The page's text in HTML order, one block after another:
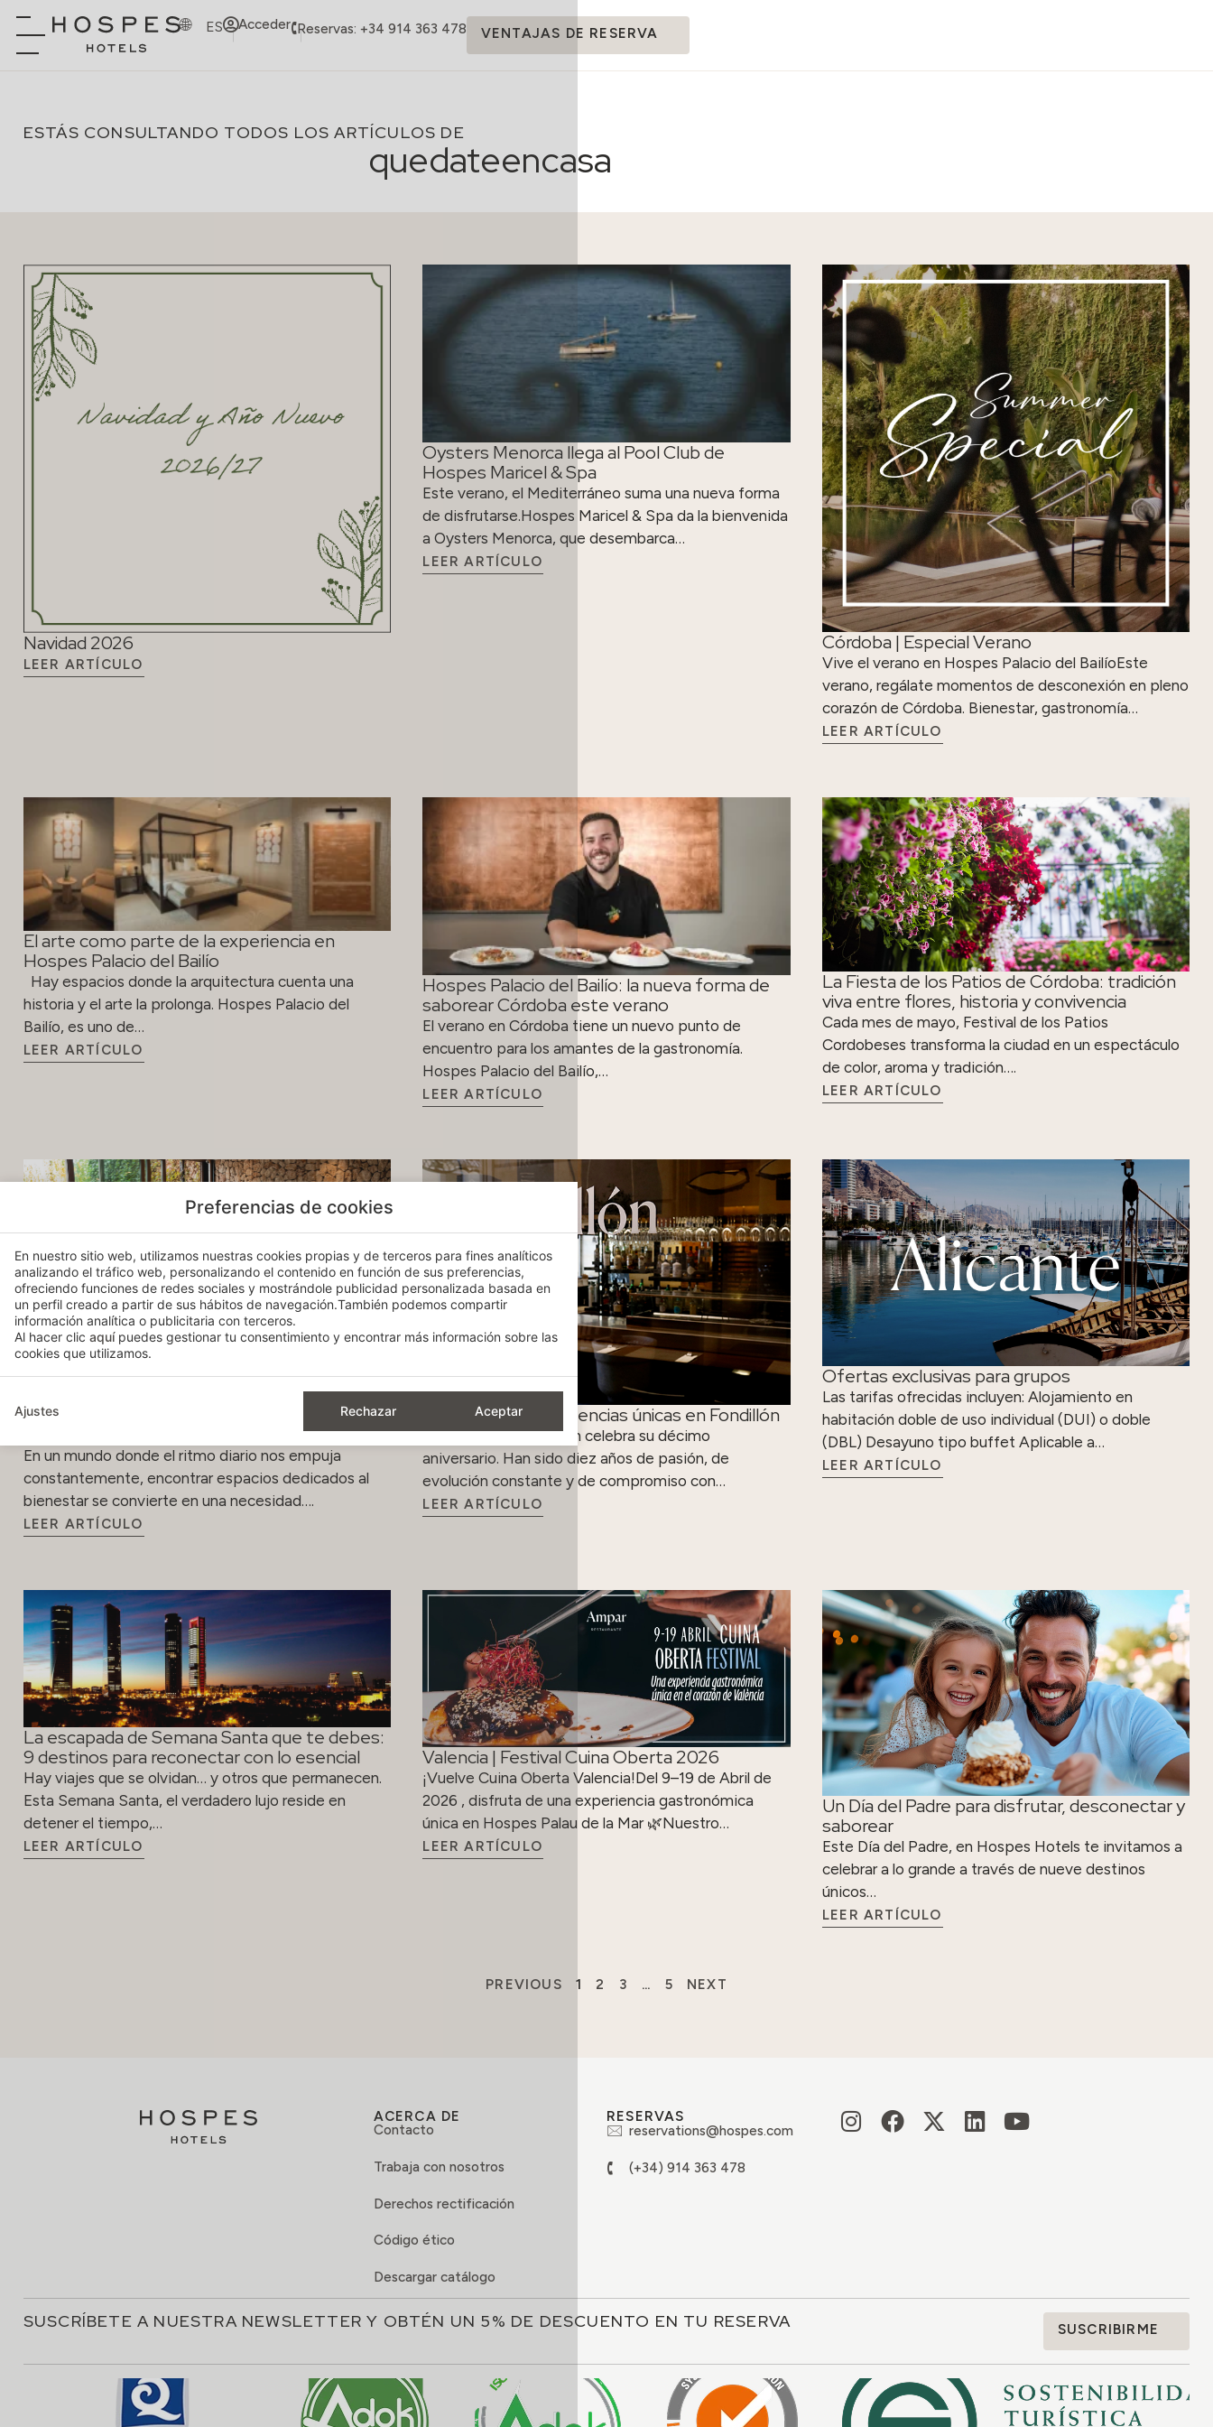
ES Acceder Reservas: +34 914 363 478 VENTAJAS DE RESERVA
ESTÁS CONSULTANDO TODOS LOS ARTÍCULOS DE
quedateencasa
Navidad 2026
LEER ARTÍCULO
Oysters Menorca llega al Pool Club de
Hospes Maricel & Spa
Este verano, el Mediterráneo suma una nueva forma
de disfrutarse.Hospes Maricel & Spa da la bienvenida
a Oysters Menorca, que desembarca…
LEER ARTÍCULO
Córdoba | Especial Verano
Vive el verano en Hospes Palacio del BailíoEste
verano, regálate momentos de desconexión en pleno
corazón de Córdoba. Bienestar, gastronomía…
LEER ARTÍCULO
El arte como parte de la experiencia en
Hospes Palacio del Bailío
Hay espacios donde la arquitectura cuenta una
historia y el arte la prolonga. Hospes Palacio del
Bailío, es uno de…
LEER ARTÍCULO
Hospes Palacio del Bailío: la nueva forma de
saborear Córdoba este verano
El verano en Córdoba tiene un nuevo punto de
encuentro para los amantes de la gastronomía.
Hospes Palacio del Bailío,…
LEER ARTÍCULO
La Fiesta de los Patios de Córdoba: tradición
viva entre flores, historia y convivencia
Cada mes de mayo, Festival de los Patios
Cordobeses transforma la ciudad en un espectáculo
de color, aroma y tradición….
LEER ARTÍCULO
Relajación y bienestar: descubre los
En un mundo donde el ritmo diario nos empuja
constantemente, encontrar espacios dedicados al
bienestar se convierte en una necesidad….
LEER ARTÍCULO
Diez años de experiencias únicas en Fondillón
El restaurante Fondillón celebra su décimo
aniversario. Han sido diez años de pasión, de
evolución constante y de compromiso con…
LEER ARTÍCULO
Ofertas exclusivas para grupos
Las tarifas ofrecidas incluyen: Alojamiento en
habitación doble de uso individual (DUI) o doble
(DBL) Desayuno tipo buffet Aplicable a…
LEER ARTÍCULO
La escapada de Semana Santa que te debes:
9 destinos para reconectar con lo esencial
Hay viajes que se olvidan… y otros que permanecen.
Esta Semana Santa, el verdadero lujo reside en
detener el tiempo,…
LEER ARTÍCULO
Valencia | Festival Cuina Oberta 2026
¡Vuelve Cuina Oberta Valencia!Del 9–19 de Abril de
2026 , disfruta de una experiencia gastronómica
única en Hospes Palau de la Mar 🌿Nuestro…
LEER ARTÍCULO
Un Día del Padre para disfrutar, desconectar y
saborear
Este Día del Padre, en Hospes Hotels te invitamos a
celebrar a lo grande a través de nueve destinos
únicos…
LEER ARTÍCULO
PREVIOUS 1 2 3 … 5 NEXT
ACERCA DE
Contacto
Trabaja con nosotros
Derechos rectificación
Código ético
Descargar catálogo
RESERVAS
reservations@hospes.com
(+34) 914 363 478
SUSCRÍBETE A NUESTRA NEWSLETTER Y OBTÉN UN 5% DE DESCUENTO EN TU RESERVA SUSCRIBIRME
Preferencias de cookies
En nuestro sitio web, utilizamos nuestras cookies propias y de terceros para fines analíticos
analizando el tráfico web, personalizando el contenido en función de sus preferencias,
ofreciendo funciones de redes sociales y mostrándole publicidad personalizada basada en
un perfil creado a partir de sus hábitos de navegación.También podemos compartir
información analítica o publicitaria con terceros.
Al hacer clic aquípuedes gestionar tu consentimiento y encontrar más información sobre las
cookies que utilizamos.
Ajustes Rechazar Aceptar